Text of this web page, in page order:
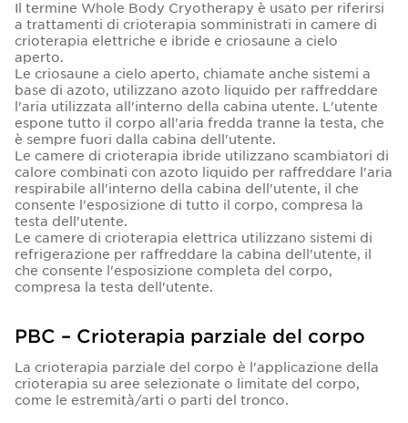
Il termine Whole Body Cryotherapy è usato per riferirsi
a trattamenti di crioterapia somministrati in camere di
crioterapia elettriche e ibride e criosaune a cielo
aperto.
Le criosaune a cielo aperto, chiamate anche sistemi a
base di azoto, utilizzano azoto liquido per raffreddare
l'aria utilizzata all'interno della cabina utente. L'utente
espone tutto il corpo all'aria fredda tranne la testa, che
è sempre fuori dalla cabina dell'utente.
Le camere di crioterapia ibride utilizzano scambiatori di
calore combinati con azoto liquido per raffreddare l'aria
respirabile all'interno della cabina dell'utente, il che
consente l'esposizione di tutto il corpo, compresa la
testa dell'utente.
Le camere di crioterapia elettrica utilizzano sistemi di
refrigerazione per raffreddare la cabina dell'utente, il
che consente l'esposizione completa del corpo,
compresa la testa dell'utente.
PBC – Crioterapia parziale del corpo
La crioterapia parziale del corpo è l'applicazione della
crioterapia su aree selezionate o limitate del corpo,
come le estremità/arti o parti del tronco.